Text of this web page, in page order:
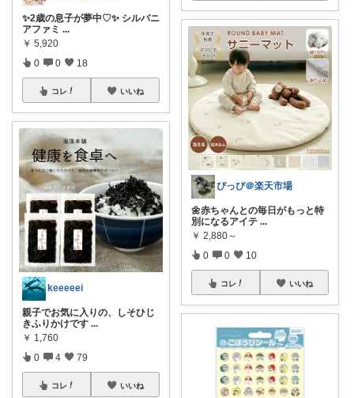
✨2歳の息子が夢中♡✨ シルバニ
アファミ ...
￥ 5,920
0 0 18
コレ いいね
keeeeei
親子でお気に入りの、しそひじ
きふりかけです ...
￥ 1,760
0 4 79
コレ いいね
ぴっぴ＠楽天市場
🌼赤ちゃんとの毎日がもっと特
別になるアイテ ...
￥ 2,880～
0 0 10
コレ いいね